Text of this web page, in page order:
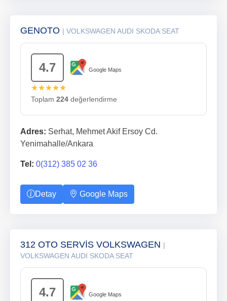
GENOTO | VOLKSWAGEN AUDI SKODA SEAT
4.7 Google Maps
★★★★★
Toplam 224 değerlendirme
Adres: Serhat, Mehmet Akif Ersoy Cd.
Yenimahalle/Ankara
Tel: 0(312) 385 02 36
Detay Google Maps
312 OTO SERVİS VOLKSWAGEN |
VOLKSWAGEN AUDI SKODA SEAT
4.7 Google Maps